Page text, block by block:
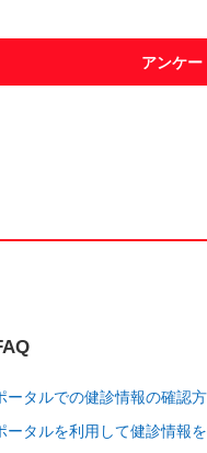
アンケ
ータルでの健診情報の確認
ータルを利用して健診情報